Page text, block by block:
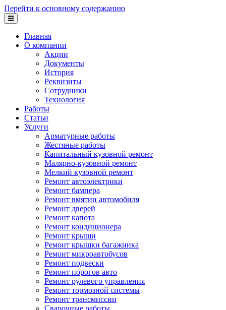
Перейти к основному содержанию
Главная
О компании
Акции
Документы
История
Реквизиты
Сотрудники
Технология
Работы
Статьи
Услуги
Арматурные работы
Жестяные работы
Капитальный кузовной ремонт
Малярно-кузовной ремонт
Мелкий кузовной ремонт
Ремонт автоэлектрики
Ремонт бампера
Ремонт вмятин автомобиля
Ремонт дверей
Ремонт капота
Ремонт кондиционера
Ремонт крыши
Ремонт крышки багажника
Ремонт микроавтобусов
Ремонт подвески
Ремонт порогов авто
Ремонт рулевого управления
Ремонт тормозной системы
Ремонт трансмиссии
Сварочные работы